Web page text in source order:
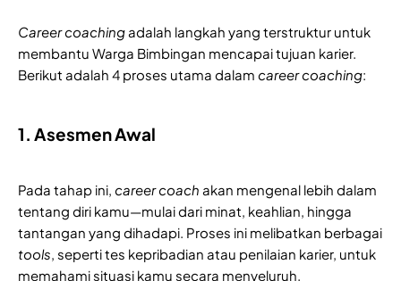
Career coachingadalah langkah yang terstruktur untuk
membantu Warga Bimbingan mencapai tujuan karier.
Berikut adalah 4 proses utama dalam career coaching:
1. Asesmen Awal
Pada tahap ini, career coach akan mengenal lebih dalam
tentang diri kamu—mulai dari minat, keahlian, hingga
tantangan yang dihadapi. Proses ini melibatkan berbagai
tools, seperti tes kepribadian atau penilaian karier, untuk
memahami situasi kamu secara menyeluruh.